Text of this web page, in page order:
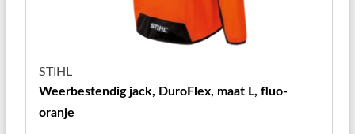
STIHL
Weerbestendig jack, DuroFlex, maat L, fluo-
oranje